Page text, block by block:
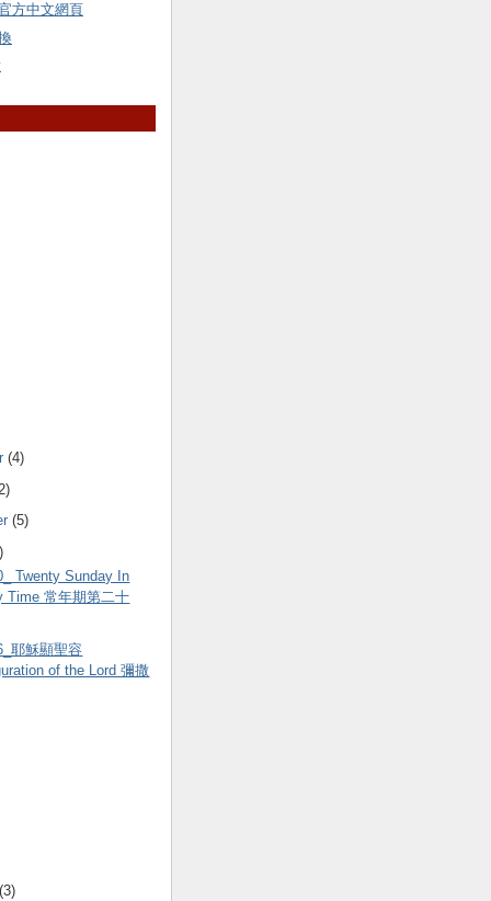
方中文網頁
(4)
(5)
Twenty Sunday In
Time 常年期第二十
耶穌顯聖容
of the Lord 彌撒